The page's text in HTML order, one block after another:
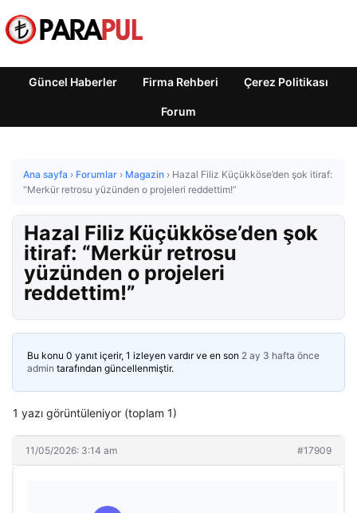
Güncel Haberler Firma Rehberi Çerez Politikası
Forum
Ana sayfa › Forumlar › Magazin › Hazal Filiz Küçükköse’den şok itiraf:
“Merkür retrosu yüzünden o projeleri reddettim!”
Hazal Filiz Küçükköse’den şok
itiraf: “Merkür retrosu
yüzünden o projeleri
reddettim!”
Bu konu 0 yanıt içerir, 1 izleyen vardır ve en son 2 ay 3 hafta önce
admin tarafından güncellenmiştir.
1 yazı görüntüleniyor (toplam 1)
11/05/2026: 3:14 am #17909